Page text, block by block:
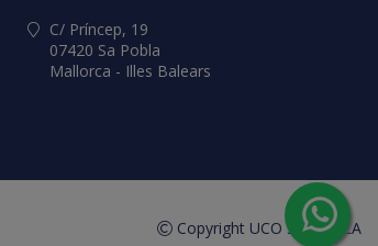
C/ Príncep, 19
07420 Sa Pobla
Mallorca - Illes Balears
Copyright UCO SA POBLA